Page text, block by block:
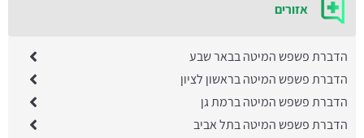
אזורים
הדברת פשפש המיטה בבאר שבע
הדברת פשפש המיטה בראשון לציון
הדברת פשפש המיטה ברמת גן
הדברת פשפש המיטה בתל אביב